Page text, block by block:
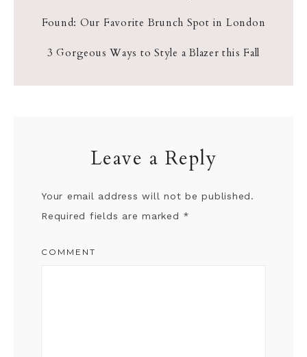
Found: Our Favorite Brunch Spot in London
3 Gorgeous Ways to Style a Blazer this Fall
Leave a Reply
Your email address will not be published.
Required fields are marked *
COMMENT